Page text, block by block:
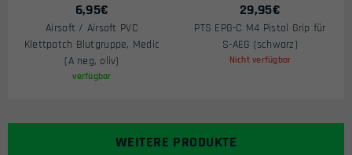
6,95€
Airsoft / Airsoft PVC
Klettpatch Blutgruppe, Medic
(A neg, oliv)
verfügbar
29,95€
PTS EPG-C M4 Pistol Grip für
S-AEG (schwarz)
Nicht verfügbar
WEITERE PRODUKTE